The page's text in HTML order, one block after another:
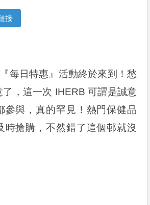
接
每日特惠』活動終於來到！愁
，這一次 IHERB 可謂是誠意
參與，真的罕見！熱門保健品
時搶購，不然錯了這個邨就沒